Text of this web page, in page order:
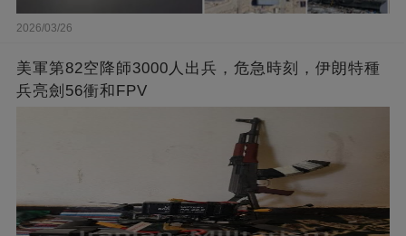
2026/03/26
美軍第82空降師3000人出兵，危急時刻，伊朗特種
兵亮劍56衝和FPV